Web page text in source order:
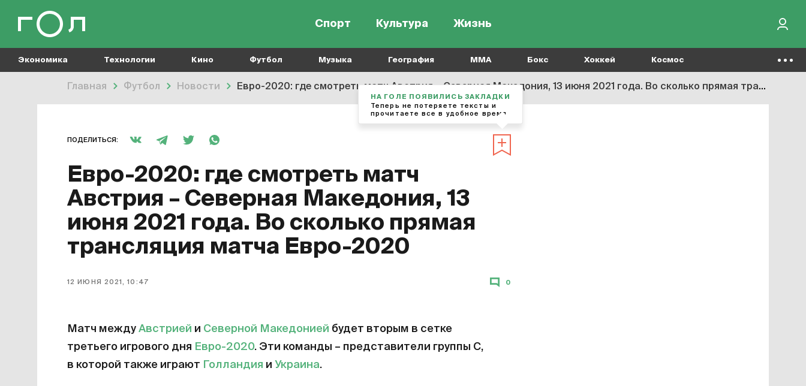
Спорт Культура Жизнь
Экономика Технологии Кино Футбол Музыка География MMA Бокс Хоккей Космос
Главная Футбол Новости Евро-2020: где смотреть матч Австрия – Северная Македония, 13 июня 2021 года. Во сколько прямая трансляция матча Евро-2020
ПОДЕЛИТЬСЯ:
Евро-2020: где смотреть матч
Австрия – Северная Македония, 13
июня 2021 года. Во сколько прямая
трансляция матча Евро-2020
12 ИЮНЯ 2021, 10:47 0
Матч между Австрией и Северной Македонией будет вторым в сетке
третьего игрового дня Евро-2020. Эти команды – представители группы С,
в которой также играют Голландия и Украина.
НА ГОЛЕ ПОЯВИЛИСЬ ЗАКЛАДКИ
Теперь не потеряете тексты и
прочитаете все в удобное время